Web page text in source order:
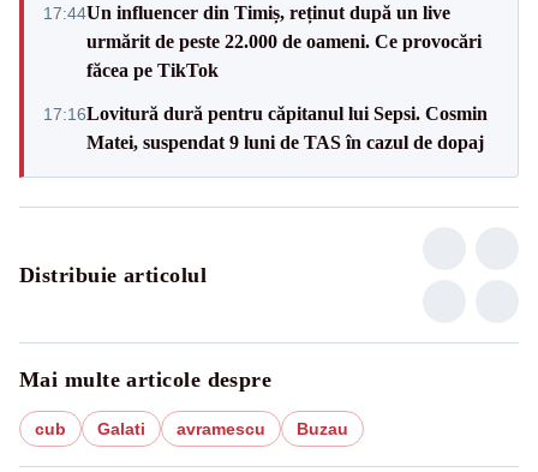
17:44Un influencer din Timiș, reținut după un live
urmărit de peste 22.000 de oameni. Ce provocări
făcea pe TikTok
17:16Lovitură dură pentru căpitanul lui Sepsi. Cosmin
Matei, suspendat 9 luni de TAS în cazul de dopaj
Distribuie articolul
Mai multe articole despre
cub Galati avramescu Buzau